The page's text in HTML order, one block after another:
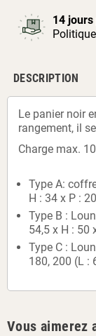
14
DESCRIPTION
Le panier noir
rangement, il
Charge max.
Type A:
H : 34 x P :
Type B :
54,5 x H : 50
Type C :
180, 200 (L :
Vous aimerez